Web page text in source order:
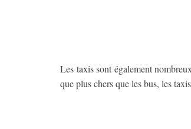
Les taxis sont également
que plus chers que les bus, les